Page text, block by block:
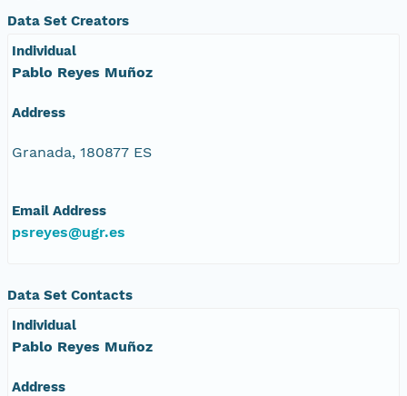
Data Set Creators
Individual
Pablo Reyes Muñoz
Address
Granada, 180877 ES
Email Address
psreyes@ugr.es
Data Set Contacts
Individual
Pablo Reyes Muñoz
Address